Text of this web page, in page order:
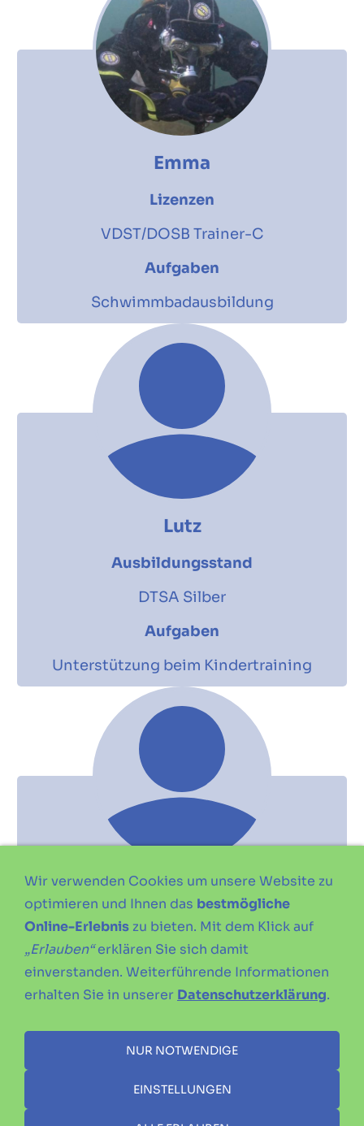
Emma
Lizenzen
VDST/DOSB Trainer-C
Aufgaben
Schwimmbadausbildung
Lutz
Ausbildungsstand
DTSA Silber
Aufgaben
Unterstützung beim Kindertraining
Ingolf
Ausbildungsstand
Sporthelfer
Aufgaben
Unterstützung beim Kindertraining
Wir verwenden Cookies um unsere Website zu
optimieren und Ihnen das bestmögliche
Online-Erlebnis zu bieten. Mit dem Klick auf
„Erlauben“erklären Sie sich damit
einverstanden. Weiterführende Informationen
erhalten Sie in unserer Datenschutzerklärung.
NUR NOTWENDIGE
EINSTELLUNGEN